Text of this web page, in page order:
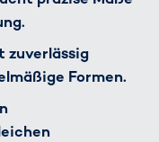
zuverlässig
Formen.